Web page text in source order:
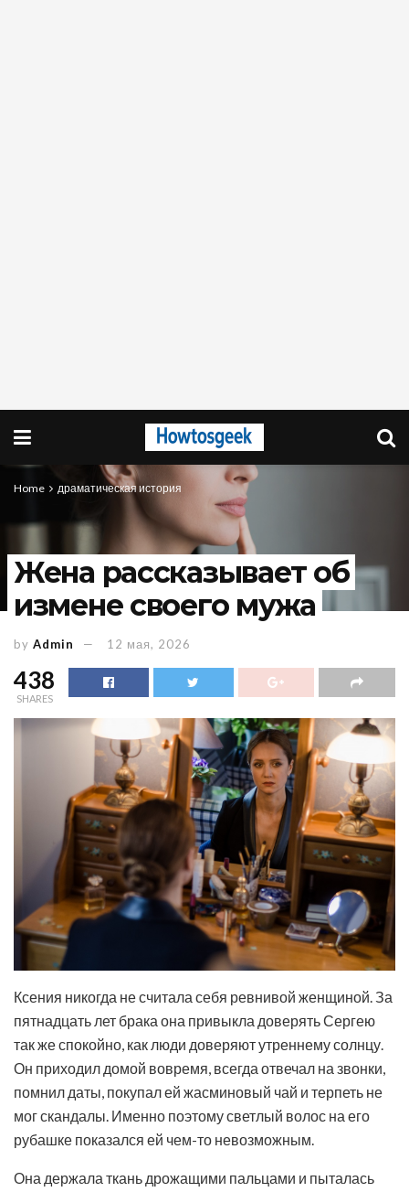
Home драматическая история
Жена рассказывает об
измене своего мужа
by Admin 12 мая, 2026
438
SHARES
Ксения никогда не считала себя ревнивой женщиной. За
пятнадцать лет брака она привыкла доверять Сергею
так же спокойно, как люди доверяют утреннему солнцу.
Он приходил домой вовремя, всегда отвечал на звонки,
помнил даты, покупал ей жасминовый чай и терпеть не
мог скандалы. Именно поэтому светлый волос на его
рубашке показался ей чем-то невозможным.
Она держала ткань дрожащими пальцами и пыталась